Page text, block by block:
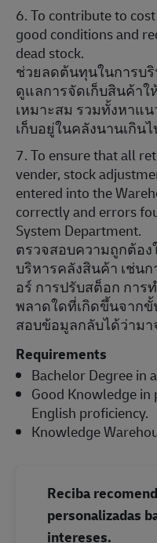
6. To contribute to
good conditions and
dead stock.
ช่วยลดต้นทุนในการบ
ดูแลการจัดเก็บสินค้า
เหมาะสม รวมทั้งหาแ
เก็บอยู่ในคลังนานเกิน
7. To ensure that all
vender, stock
entered into the
correctly and errors
System Department.
ตรวจสอบความถูกต้อ
บริหารคลังสินค้า เช่น
อร์ การปรับสต็อก การ
พลาดใดที่เกิดขึ้นจาก
สอบข้อมูลกลับได้ว่ามา
Requirements
Bachelor Degree in
Good Knowledge
English proficiency.
Knowledge
Reciba
personalizadas
intereses.